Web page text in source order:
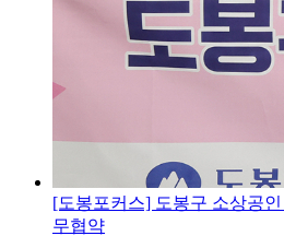
[도봉포커스] 도봉구 소상공
무협약